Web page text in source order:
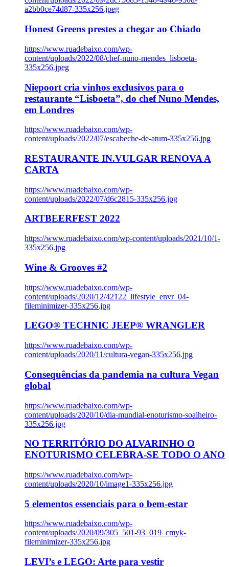
a2bb0ce74d87-335x256.jpeg
Honest Greens prestes a chegar ao Chiado
https://www.ruadebaixo.com/wp-
content/uploads/2022/08/chef-nuno-mendes_lisboeta-
335x256.jpeg
Niepoort cria vinhos exclusivos para o
restaurante “Lisboeta”, do chef Nuno Mendes,
em Londres
https://www.ruadebaixo.com/wp-
content/uploads/2022/07/escabeche-de-atum-335x256.jpg
RESTAURANTE IN.VULGAR RENOVA A
CARTA
https://www.ruadebaixo.com/wp-
content/uploads/2022/07/d6c2815-335x256.jpg
ARTBEERFEST 2022
https://www.ruadebaixo.com/wp-content/uploads/2021/10/1-
335x256.jpg
Wine & Grooves #2
https://www.ruadebaixo.com/wp-
content/uploads/2020/12/42122_lifestyle_envr_04-
fileminimizer-335x256.jpg
LEGO® TECHNIC JEEP® WRANGLER
https://www.ruadebaixo.com/wp-
content/uploads/2020/11/cultura-vegan-335x256.jpg
Consequências da pandemia na cultura Vegan
global
https://www.ruadebaixo.com/wp-
content/uploads/2020/10/dia-mundial-enoturismo-soalheiro-
335x256.jpg
NO TERRITÓRIO DO ALVARINHO O
ENOTURISMO CELEBRA-SE TODO O ANO
https://www.ruadebaixo.com/wp-
content/uploads/2020/10/image1-335x256.jpg
5 elementos essenciais para o bem-estar
https://www.ruadebaixo.com/wp-
content/uploads/2020/09/305_501-93_019_cmyk-
fileminimizer-335x256.jpg
LEVI’s e LEGO: Arte para vestir